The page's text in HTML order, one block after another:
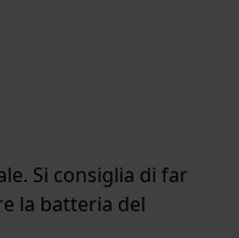
Si consiglia di far
la batteria del